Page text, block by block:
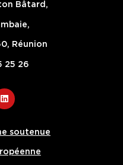
Bâtard,
Réunion
25 26
soutenue